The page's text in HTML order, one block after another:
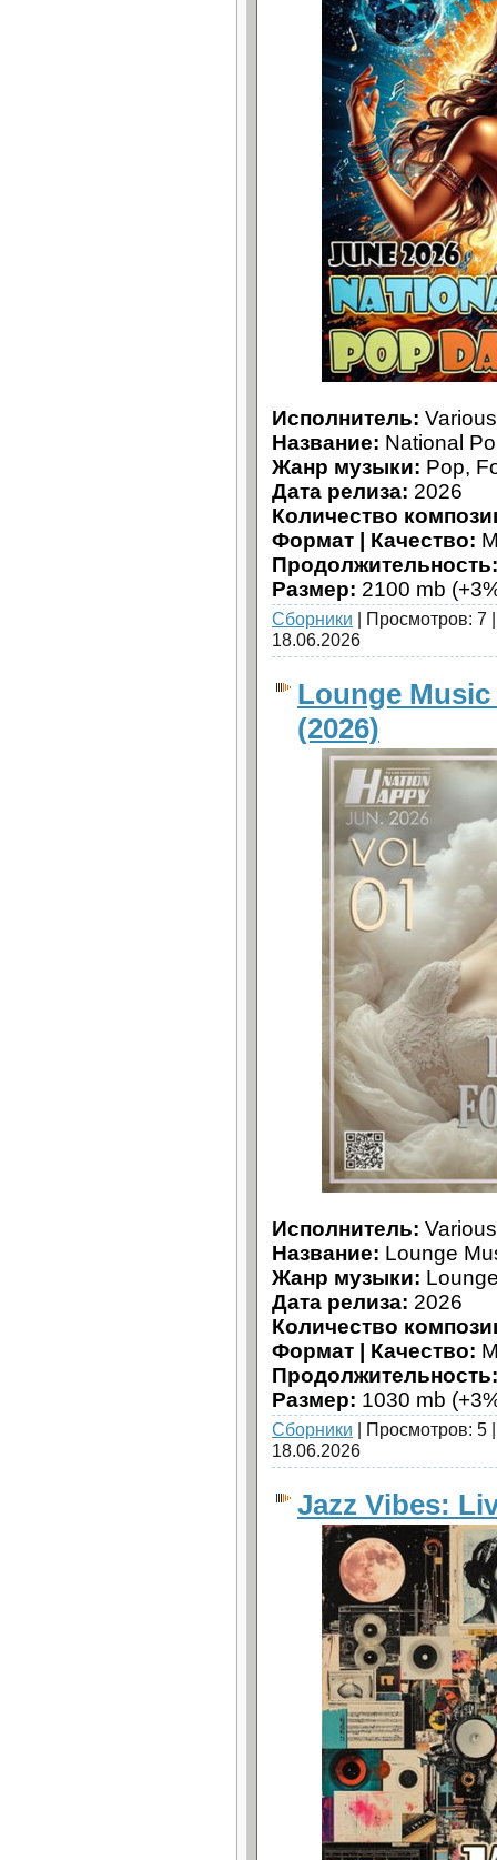
Исполнитель:
Название: National
Жанр музыки: Pop,
Дата релиза: 2026
Количество
Формат | Качество:
Продолжительность:
Размер: 2100 mb
Сборники | Просмотров:
18.06.2026
Lounge Music
(2026)
Исполнитель:
Название: Lounge
Жанр музыки:
Дата релиза: 2026
Количество
Формат | Качество:
Продолжительность:
Размер: 1030 mb
Сборники | Просмотров:
18.06.2026
Jazz Vibes: